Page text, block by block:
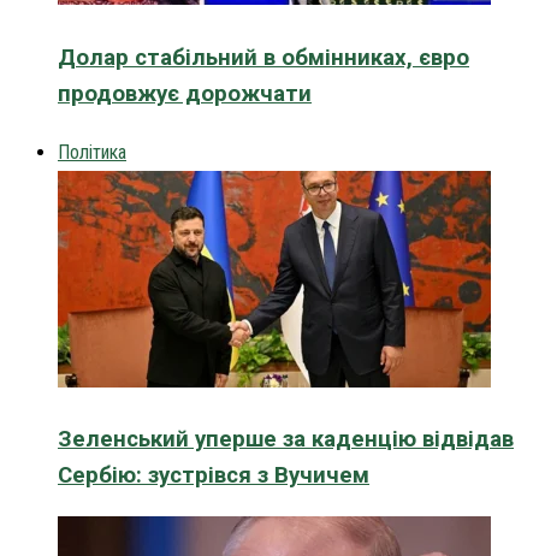
Долар стабільний в обмінниках, євро
продовжує дорожчати
Політика
Зеленський уперше за каденцію відвідав
Сербію: зустрівся з Вучичем